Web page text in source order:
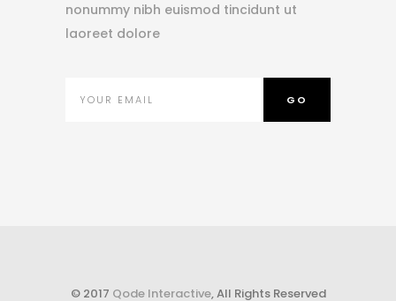
nonummy nibh euismod tincidunt ut
laoreet dolore
© 2017 Qode Interactive, All Rights Reserved